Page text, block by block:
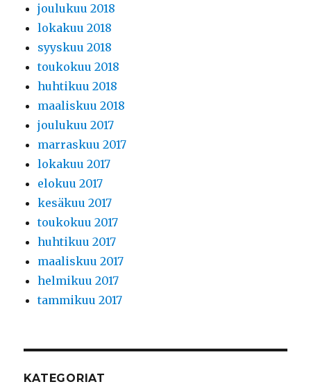
joulukuu 2018
lokakuu 2018
syyskuu 2018
toukokuu 2018
huhtikuu 2018
maaliskuu 2018
joulukuu 2017
marraskuu 2017
lokakuu 2017
elokuu 2017
kesäkuu 2017
toukokuu 2017
huhtikuu 2017
maaliskuu 2017
helmikuu 2017
tammikuu 2017
KATEGORIAT